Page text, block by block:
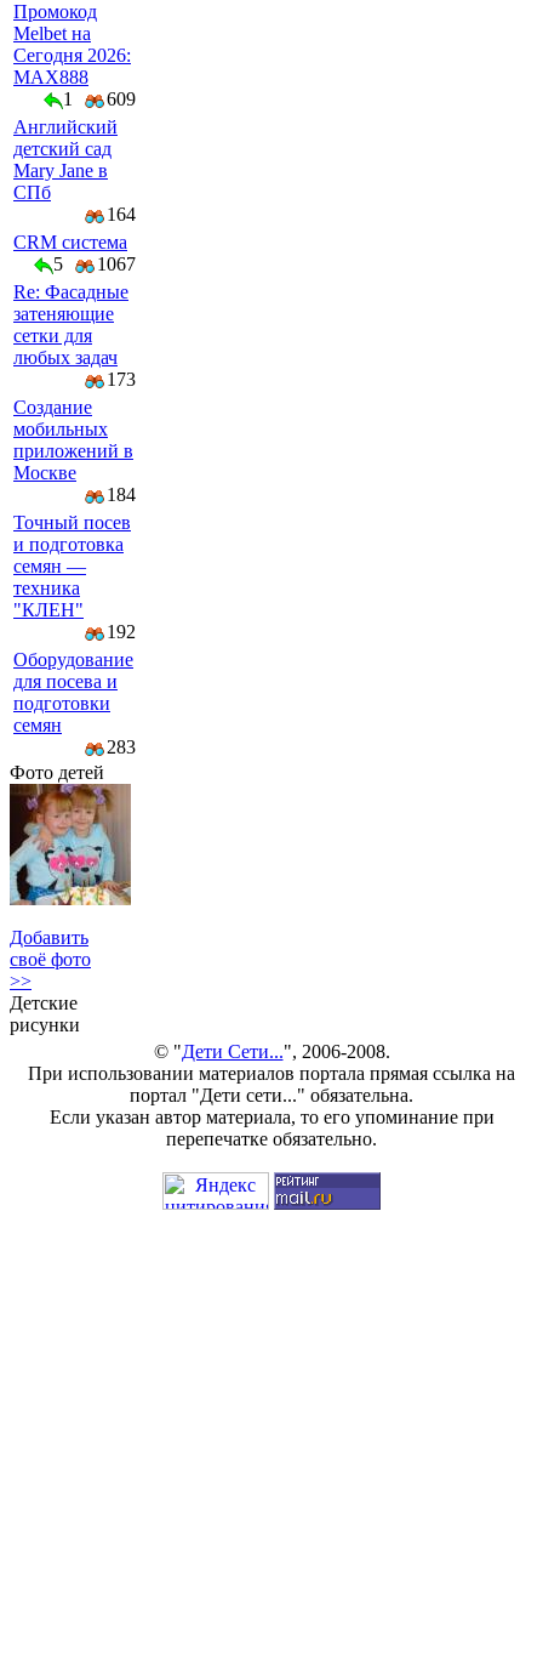
Промокод
Melbet на
Сегодня 2026:
MAX888
1
609
Английский
детский сад
Mary Jane в
СПб
164
CRM система
5
1067
Re: Фасадные
затеняющие
сетки для
любых задач
173
Создание
мобильных
приложений в
Москве
184
Точный посев
и подготовка
семян —
техника
"КЛЕН"
192
Оборудование
для посева и
подготовки
семян
283
Фото детей
Добавить
своё фото
>>
Детские
рисунки
© "Дети Сети...", 2006-2008.
При использовании материалов портала прямая ссылка на
портал "Дети сети..." обязательна.
Если указан автор материала, то его упоминание при
перепечатке обязательно.